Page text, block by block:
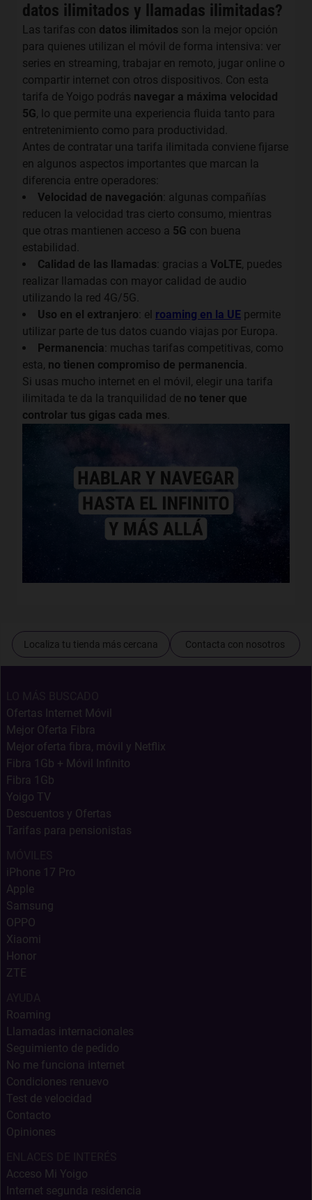
datos ilimitados y llamadas ilimitadas?
Las tarifas con datos ilimitados son la mejor opción
para quienes utilizan el móvil de forma intensiva: ver
series en streaming, trabajar en remoto, jugar online o
compartir internet con otros dispositivos. Con esta
tarifa de Yoigo podrás navegar a máxima velocidad
5G, lo que permite una experiencia fluida tanto para
entretenimiento como para productividad.
Antes de contratar una tarifa ilimitada conviene fijarse
en algunos aspectos importantes que marcan la
diferencia entre operadores:
Velocidad de navegación: algunas compañías
reducen la velocidad tras cierto consumo, mientras
que otras mantienen acceso a 5G con buena
estabilidad.
Calidad de las llamadas: gracias a VoLTE, puedes
realizar llamadas con mayor calidad de audio
utilizando la red 4G/5G.
Uso en el extranjero: el roaming en la UE permite
utilizar parte de tus datos cuando viajas por Europa.
Permanencia: muchas tarifas competitivas, como
esta, no tienen compromiso de permanencia
Si usas mucho internet en el móvil, elegir una tarifa
ilimitada te da la tranquilidad de no tener que
controlar tus gigas cada mes
Localiza tu tienda más cercana Contacta con nosotros
Ofertas Internet Móvil
Mejor Oferta Fibra
Mejor oferta fibra, móvil y Netflix
Fibra 1Gb + Móvil Infinito
Fibra 1Gb
Yoigo TV
Descuentos y Ofertas
Tarifas para pensionistas
iPhone 17 Pro
Apple
Samsung
OPPO
Xiaomi
Honor
ZTE
Roaming
Llamadas internacionales
Seguimiento de pedido
No me funciona internet
Condiciones renuevo
Test de velocidad
Contacto
Opiniones
Acceso Mi Yoigo
Internet segunda residencia